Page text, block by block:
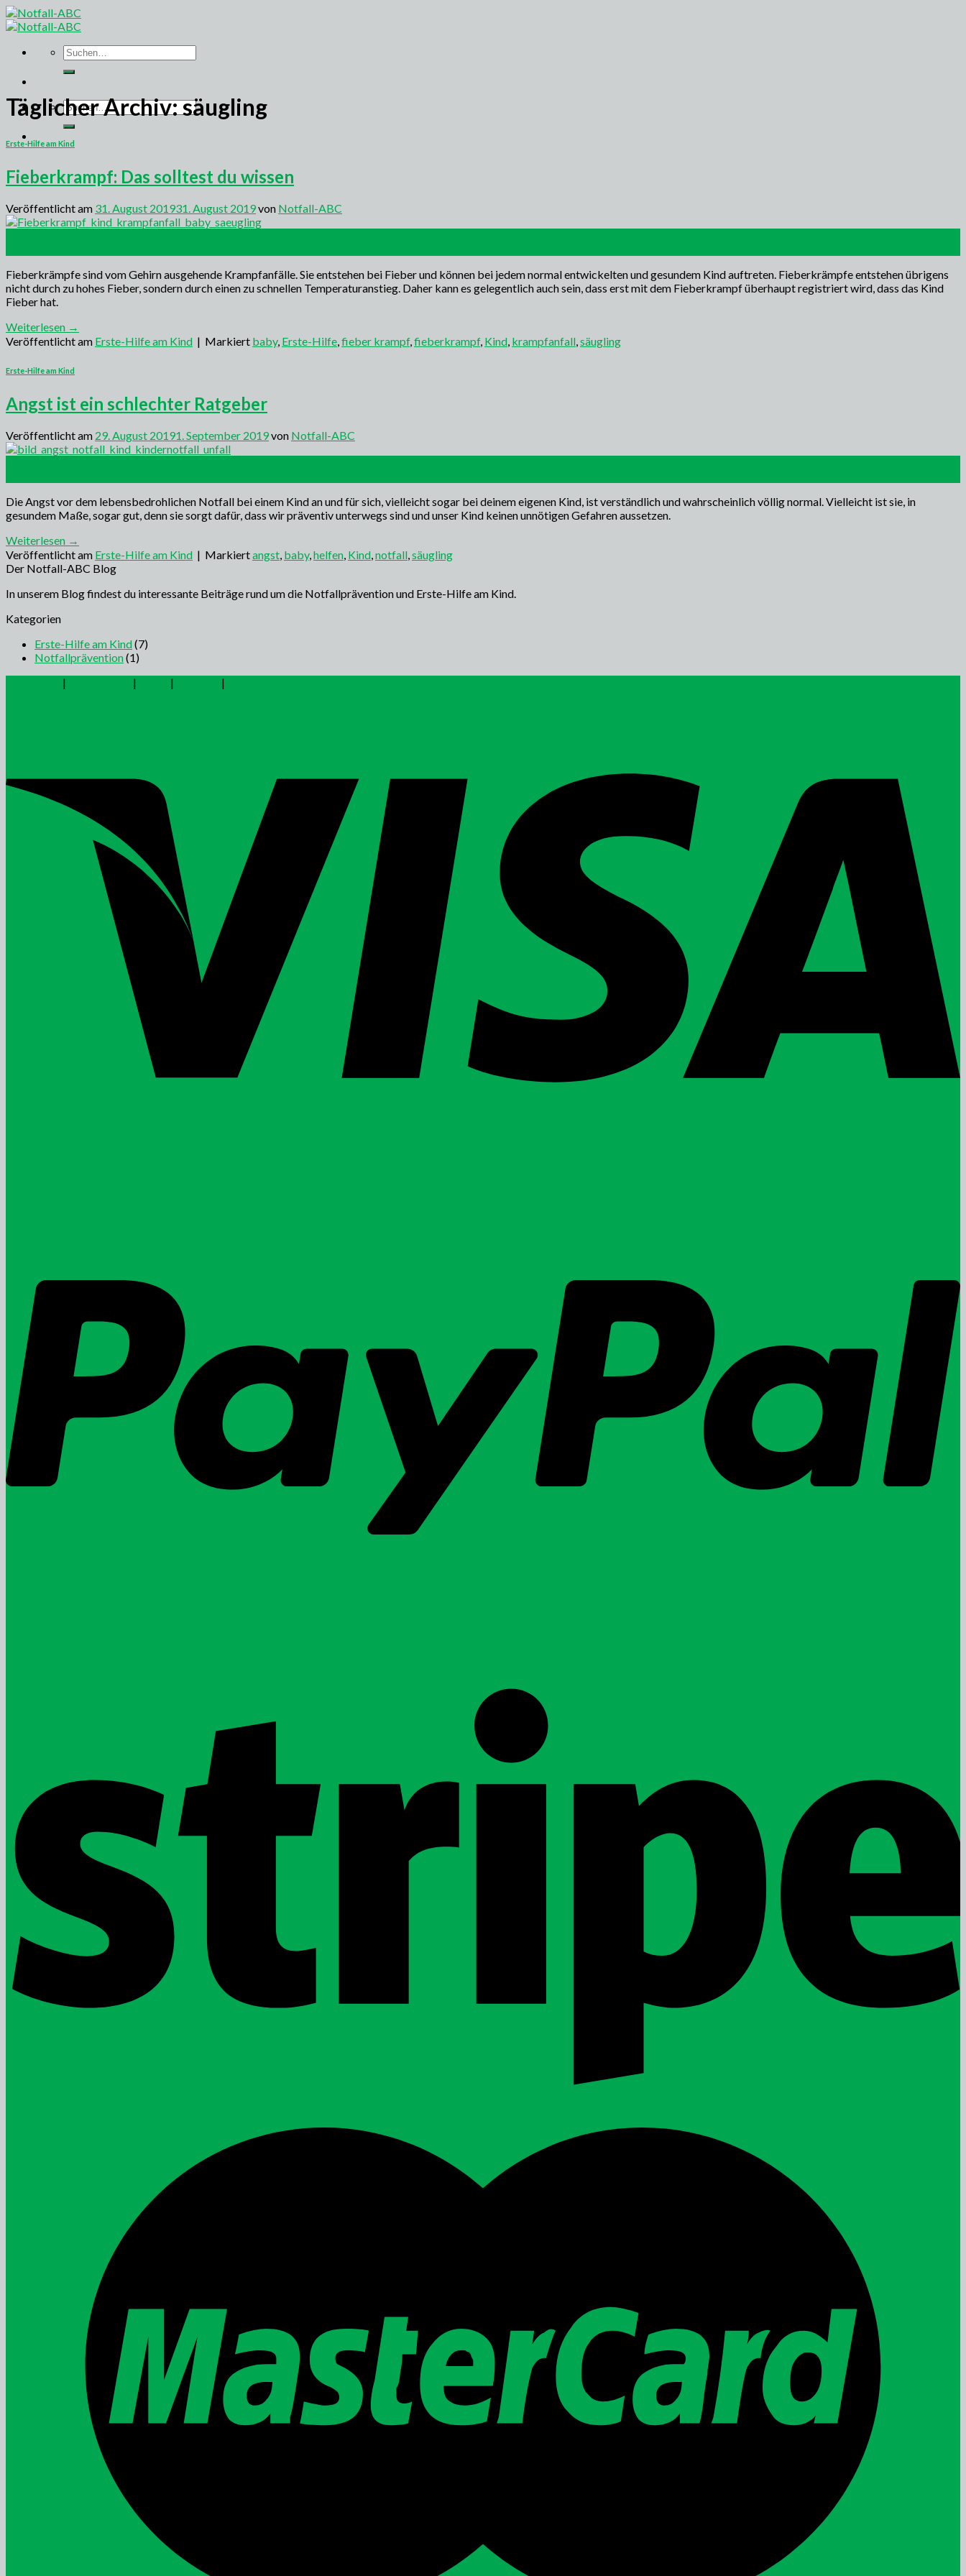
Skip
to
Suchen
nach:
Suchen
nach:
Täglicher Archiv:säugling
Erste-Hilfe am Kind
Fieberkrampf: Das solltest du wissen
Veröffentlicht am 31. August 201931. August 2019von Notfall-ABC
Fieberkrämpfe sind vom Gehirn ausgehende Krampfanfälle. Sie entstehen bei Fieber und können bei jedem normal entwickelten und gesundem Kind auftreten. Fieberkrämpfe entstehen übrigens
nicht durch zu hohes Fieber, sondern durch einen zu schnellen Temperaturanstieg. Daher kann es gelegentlich auch sein, dass erst mit dem Fieberkrampf überhaupt registriert wird, dass das Kind
Fieber hat.
Weiterlesen →
Veröffentlicht am Erste-Hilfe am Kind | Markiert baby, Erste-Hilfe,fieber krampf,fieberkrampf, Kind, krampfanfall,säugling
Erste-Hilfe am Kind
Angst ist ein schlechter Ratgeber
Veröffentlicht am 29. August 20191. September 2019von Notfall-ABC
Die Angst vor dem lebensbedrohlichen Notfall bei einem Kind an und für sich, vielleicht sogar bei deinem eigenen Kind, ist verständlich und wahrscheinlich völlig normal. Vielleicht ist sie, in
gesundem Maße, sogar gut, denn sie sorgt dafür, dass wir präventiv unterwegs sind und unser Kind keinen unnötigen Gefahren aussetzen.
Weiterlesen →
Veröffentlicht am Erste-Hilfe am Kind | Markiertangst, baby,helfen, Kind,notfall,säugling
Der Notfall-ABC Blog
In unserem Blog findest du interessante Beiträge rund um die Notfallprävention und Erste-Hilfe am Kind.
Kategorien
Erste-Hilfe am Kind(7)
Notfallprävention(1)
| | | |